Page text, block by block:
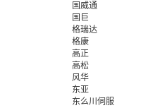
国威通
国巨
格瑞达
格康
高正
高松
风华
东亚
东么川伺服